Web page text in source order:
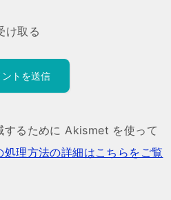
け取る
するために Akismet を使って
処理方法の詳細はこちらをご覧